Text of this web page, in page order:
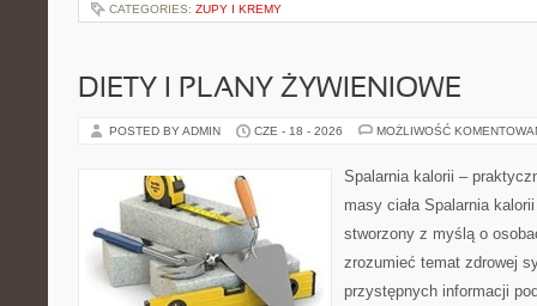
CATEGORIES: ZUPY I KREMY
DIETY I PLANY ŻYWIENIOWE
POSTED BY ADMIN CZE - 18 - 2026 MOŻLIWOŚĆ
Spalarnia kalorii –
masy ciała Spalarnia
stworzony z myślą o
zrozumieć temat zdrowej
przystępnych informacji